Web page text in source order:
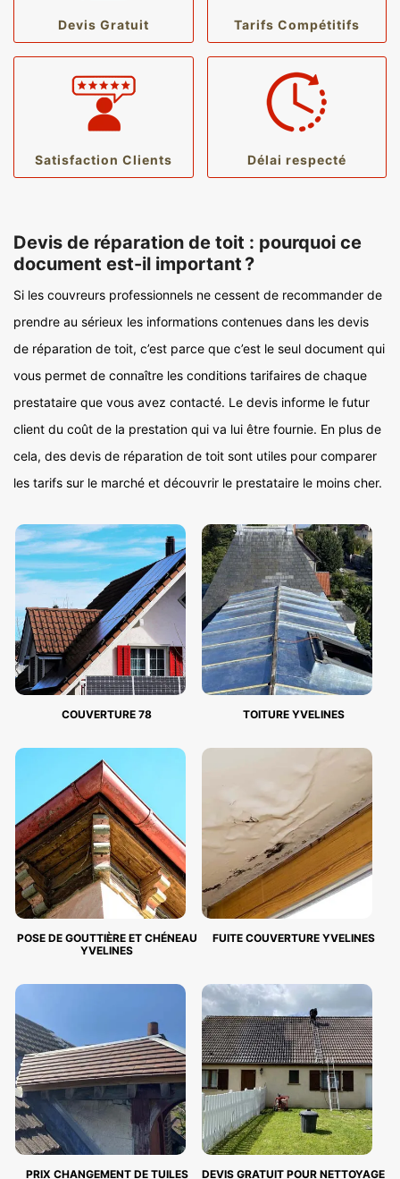
Devis Gratuit Tarifs Compétitifs
Satisfaction Clients Délai respecté
Devis de réparation de toit : pourquoi ce
document est-il important ?
Si les couvreurs professionnels ne cessent de recommander de
prendre au sérieux les informations contenues dans les devis
de réparation de toit, c’est parce que c’est le seul document qui
vous permet de connaître les conditions tarifaires de chaque
prestataire que vous avez contacté. Le devis informe le futur
client du coût de la prestation qui va lui être fournie. En plus de
cela, des devis de réparation de toit sont utiles pour comparer
les tarifs sur le marché et découvrir le prestataire le moins cher.
COUVERTURE 78 TOITURE YVELINES
POSE DE GOUTTIÈRE ET CHÉNEAU
YVELINES
FUITE COUVERTURE YVELINES
PRIX CHANGEMENT DE TUILES DEVIS GRATUIT POUR NETTOYAGE